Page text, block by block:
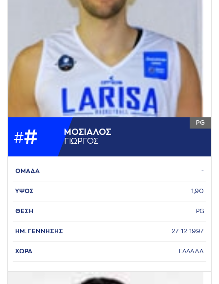
## ΜΟΣΙAΛΟΣ
ΓΙΩΡΓΟΣ
PG
ΟΜΑΔΑ -
ΥΨΟΣ 1,90
ΘΕΣΗ PG
ΗΜ. ΓΕΝΝΗΣΗΣ 27-12-1997
ΧΩΡΑ ΕΛΛΑΔΑ